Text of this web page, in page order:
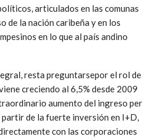
articulados en las comunas
de la nación caribeña y en los
en lo que al país andino
resta preguntarsepor el rol de
creciendo al 6,5% desde 2009
aumento del ingreso per
de la fuerte inversión en I+D,
con las corporaciones